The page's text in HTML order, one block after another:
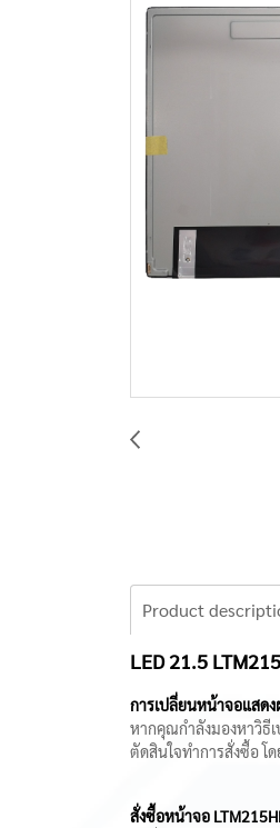
Product
LED 21.5
การเปลี่ยนหน้าจอแสด
หากคุณกำลังมองหาวิธี
ตัดสินใจทำการสั่งซื้อ
สั่งซื้อหน้าจอ